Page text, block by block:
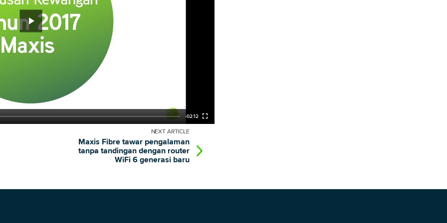
play_arrow Play
-02:12 fullscreen
NEXT ARTICLE
Maxis Fibre tawar pengalaman
tanpa tandingan dengan router
WiFi 6 generasi baru